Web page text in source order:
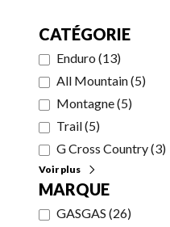
CATÉGORIE
Enduro (13)
All Mountain(5)
Montagne(5)
Trail(5)
G Cross Country(3)
Voir plus
MARQUE
GASGAS (26)